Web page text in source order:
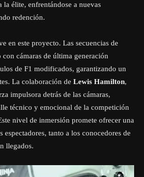
la élite, enfrentándose a nuevas
redención.
en este proyecto. Las secuencias de
cámaras de última generación
de F1 modificados, garantizando un
La colaboración de Lewis Hamilton,
impulsora detrás de las cámaras,
técnico y emocional de la competición
nivel de inmersión promete ofrecer una
espectadores, tanto a los conocedores de
llegados.